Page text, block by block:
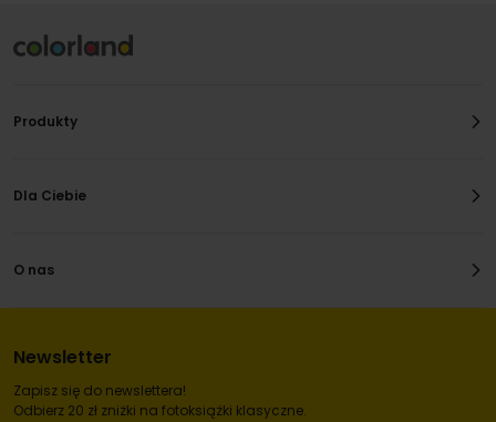
Produkty
Dla Ciebie
O nas
Newsletter
Zapisz się do newslettera!
Odbierz 20 zł zniżki na fotoksiążki klasyczne.